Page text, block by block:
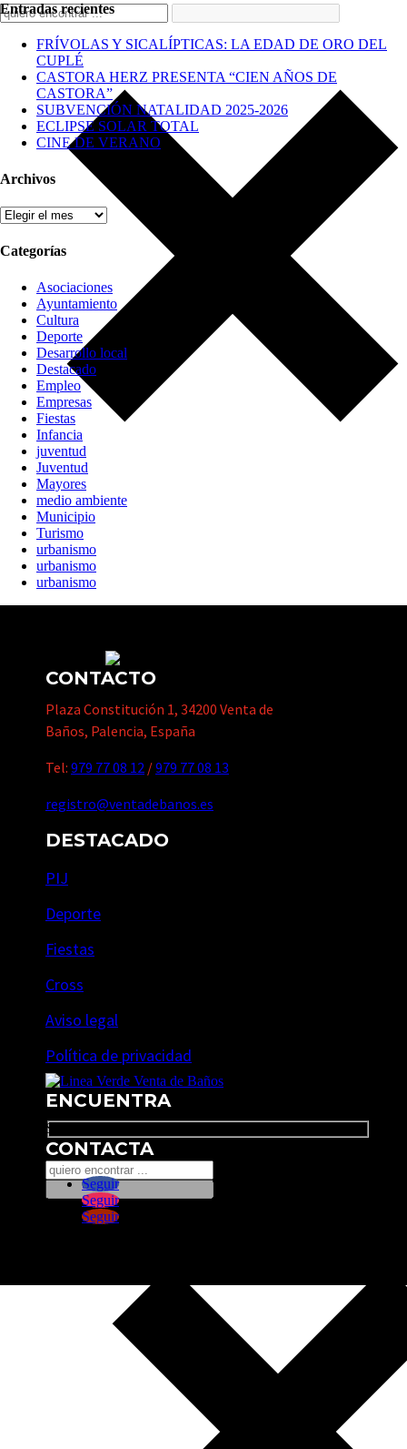
Entradas recientes
FRÍVOLAS Y SICALÍPTICAS: LA EDAD DE ORO DEL
CUPLÉ
CASTORA HERZ PRESENTA “CIEN AÑOS DE
CASTORA”
SUBVENCIÓN NATALIDAD 2025-2026
ECLIPSE SOLAR TOTAL
CINE DE VERANO
Archivos
Archivos
Categorías
Asociaciones
Ayuntamiento
Cultura
Deporte
Desarrollo local
Destacado
Empleo
Empresas
Fiestas
Infancia
juventud
Juventud
Mayores
medio ambiente
Municipio
Turismo
urbanismo
urbanismo
urbanismo
CONTACTO
Plaza Constitución 1, 34200 Venta de
Baños, Palencia, España
Tel: 979 77 08 12 /979 77 08 13
registro@ventadebanos.es
DESTACADO
PIJ
Deporte
Fiestas
Cross
Aviso legal
Política de privacidad
ENCUENTRA
Search
CONTACTA
Seguir
Seguir
Seguir